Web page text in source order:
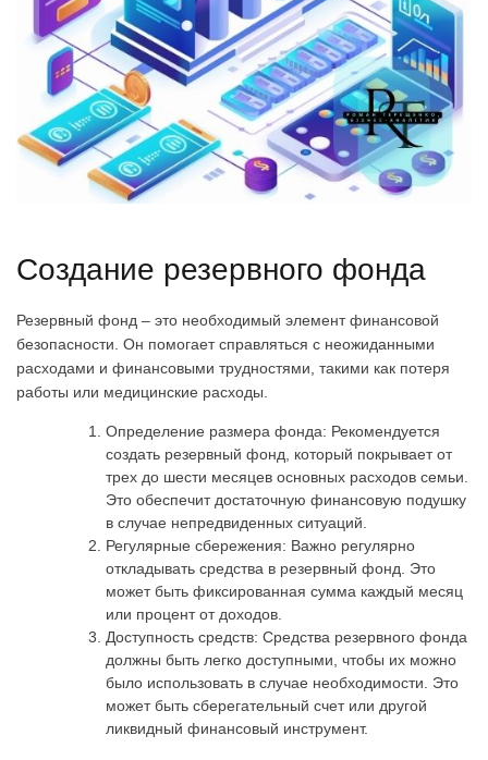
Создание резервного фонда
Резервный фонд – это необходимый элемент финансовой
безопасности. Он помогает справляться с неожиданными
расходами и финансовыми трудностями, такими как потеря
работы или медицинские расходы.
Определение размера фонда: Рекомендуется
создать резервный фонд, который покрывает от
трех до шести месяцев основных расходов семьи.
Это обеспечит достаточную финансовую подушку
в случае непредвиденных ситуаций.
Регулярные сбережения: Важно регулярно
откладывать средства в резервный фонд. Это
может быть фиксированная сумма каждый месяц
или процент от доходов.
Доступность средств: Средства резервного фонда
должны быть легко доступными, чтобы их можно
было использовать в случае необходимости. Это
может быть сберегательный счет или другой
ликвидный финансовый инструмент.